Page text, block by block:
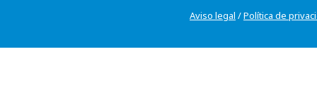
Aviso legal /Política de